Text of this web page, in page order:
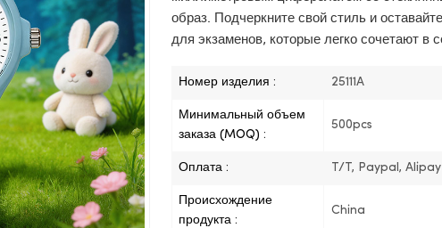
образ. Подчеркните свой стиль и
для экзаменов, которые легко сочетают в
Номер изделия : 25111A
Минимальный объем
заказа (MOQ) :
500pcs
Оплата : T/T, Paypal, Alipay
Происхождение
продукта :
China